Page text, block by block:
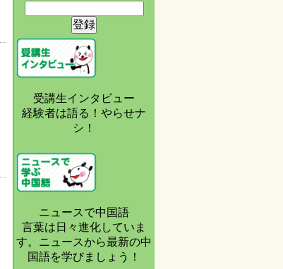
受講生インタビュー
経験者は語る！やらせナ
シ！
ニュースで中国語
言葉は日々進化していま
す。ニュースから最新の中
国語を学びましょう！